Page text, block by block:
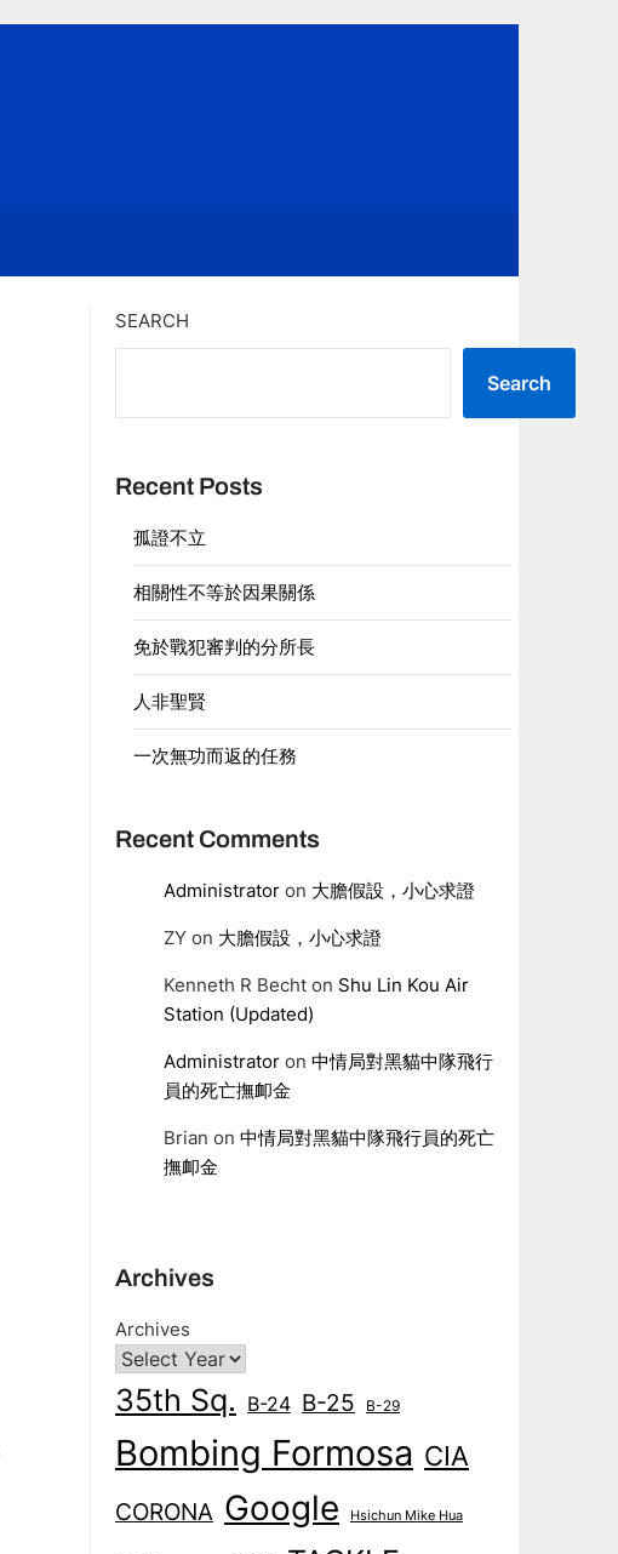
SEARCH
Search
Recent Posts
孤證不立
相關性不等於因果關係
免於戰犯審判的分所長
人非聖賢
一次無功而返的任務
Recent Comments
Administratoron 大膽假設，小心求證
ZYon 大膽假設，小心求證
Kenneth R Bechton Shu Lin Kou Air
Station (Updated)
Administratoron 中情局對黑貓中隊飛行
員的死亡撫卹金
Brian on 中情局對黑貓中隊飛行員的死亡
撫卹金
Archives
Archives
35th Sq. B-24 B-25 B-29
Bombing Formosa CIA
CORONA Google Hsichun Mike Hua